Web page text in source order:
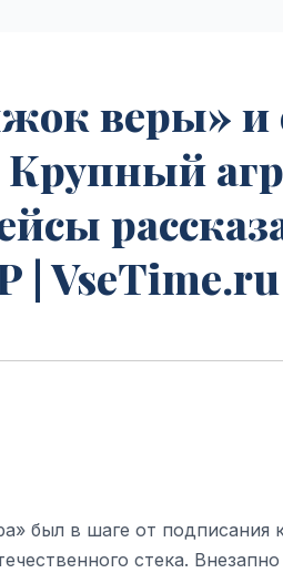
веры» и
| VseTime.ru
был в шаге от подписания
стека.